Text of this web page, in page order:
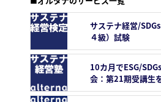
サステナ経営/
４級）試験
10カ月でESG/
会：第21期受講生